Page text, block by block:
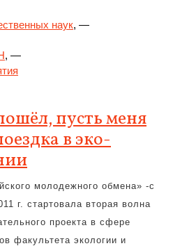
наук, —
, —
пусть меня
в эко-
молодежного обмена» -с
г. стартовала вторая волна
проекта в сфере
факультета экологии и